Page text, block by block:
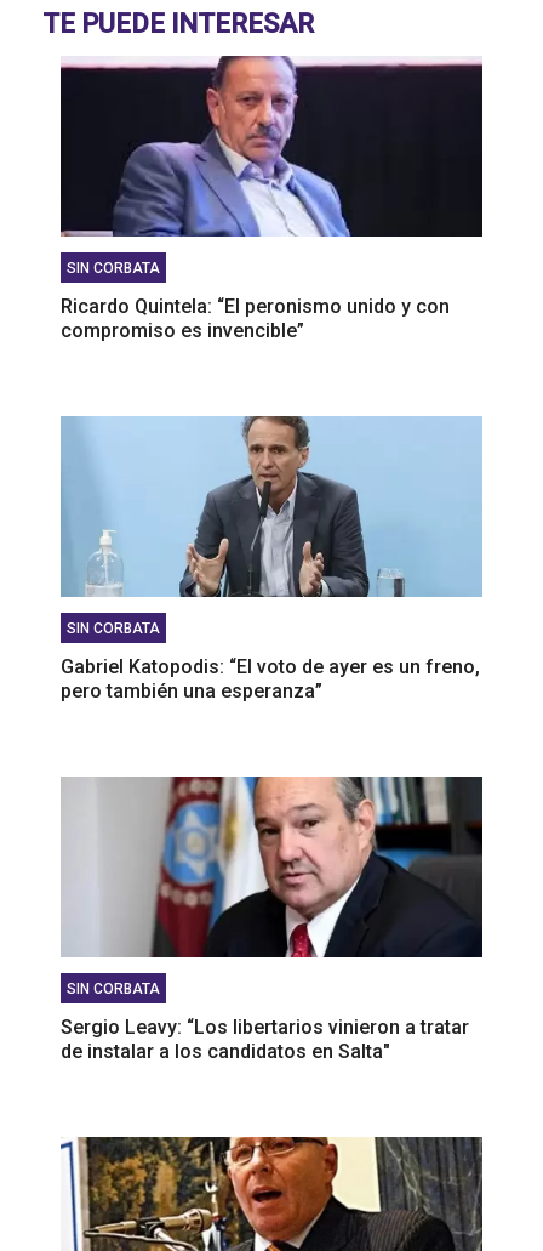
tensa"
TE PUEDE INTERESAR
SIN CORBATA
Ricardo Quintela: “El peronismo unido y con
compromiso es invencible”
SIN CORBATA
Gabriel Katopodis: “El voto de ayer es un freno,
pero también una esperanza”
SIN CORBATA
Sergio Leavy: “Los libertarios vinieron a tratar
de instalar a los candidatos en Salta"